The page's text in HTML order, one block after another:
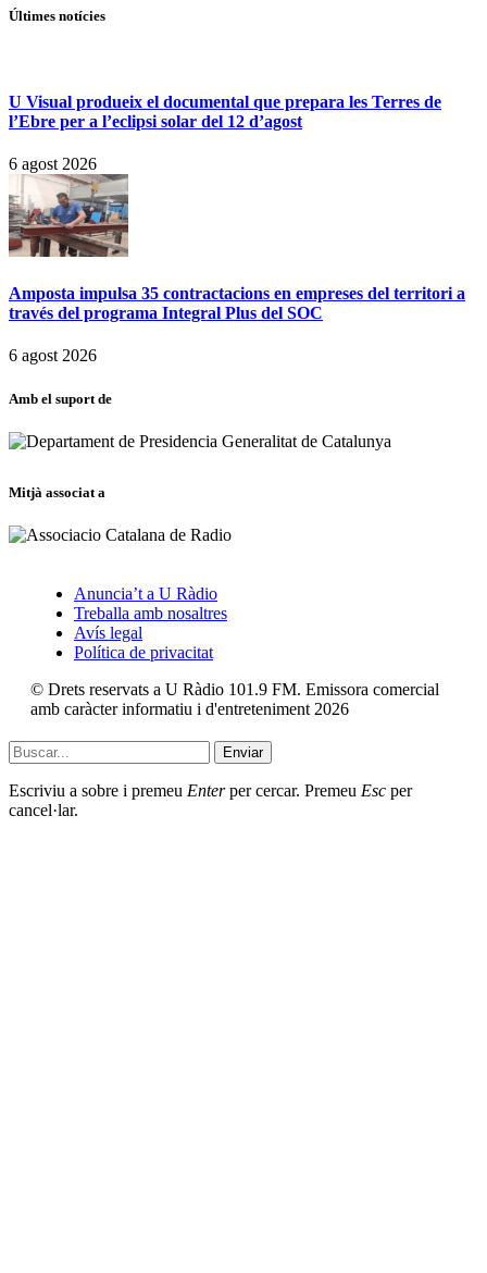
Últimes notícies
U Visual produeix el documental que prepara les Terres de
l’Ebre per a l’eclipsi solar del 12 d’agost
6 agost 2026
Amposta impulsa 35 contractacions en empreses del territori a
través del programa Integral Plus del SOC
6 agost 2026
Amb el suport de
Mitjà associat a
Anuncia’t a U Ràdio
Treballa amb nosaltres
Avís legal
Política de privacitat
© Drets reservats a U Ràdio 101.9 FM. Emissora comercial
amb caràcter informatiu i d'entreteniment 2026
Enviar
Escriviu a sobre i premeu Enterper cercar. Premeu Esc per
cancel·lar.